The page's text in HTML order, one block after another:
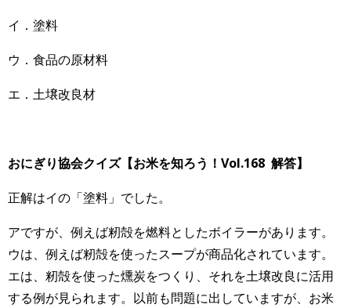
イ．塗料
ウ．食品の原材料
エ．土壌改良材
おにぎり協会クイズ【お米を知ろう！Vol.168 解答】
正解はイの「塗料」でした。
アですが、例えば籾殻を燃料としたボイラーがあります。
ウは、例えば籾殻を使ったスープが商品化されています。
エは、籾殻を使った燻炭をつくり、それを土壌改良に活用
する例が見られます。以前も問題に出していますが、お米